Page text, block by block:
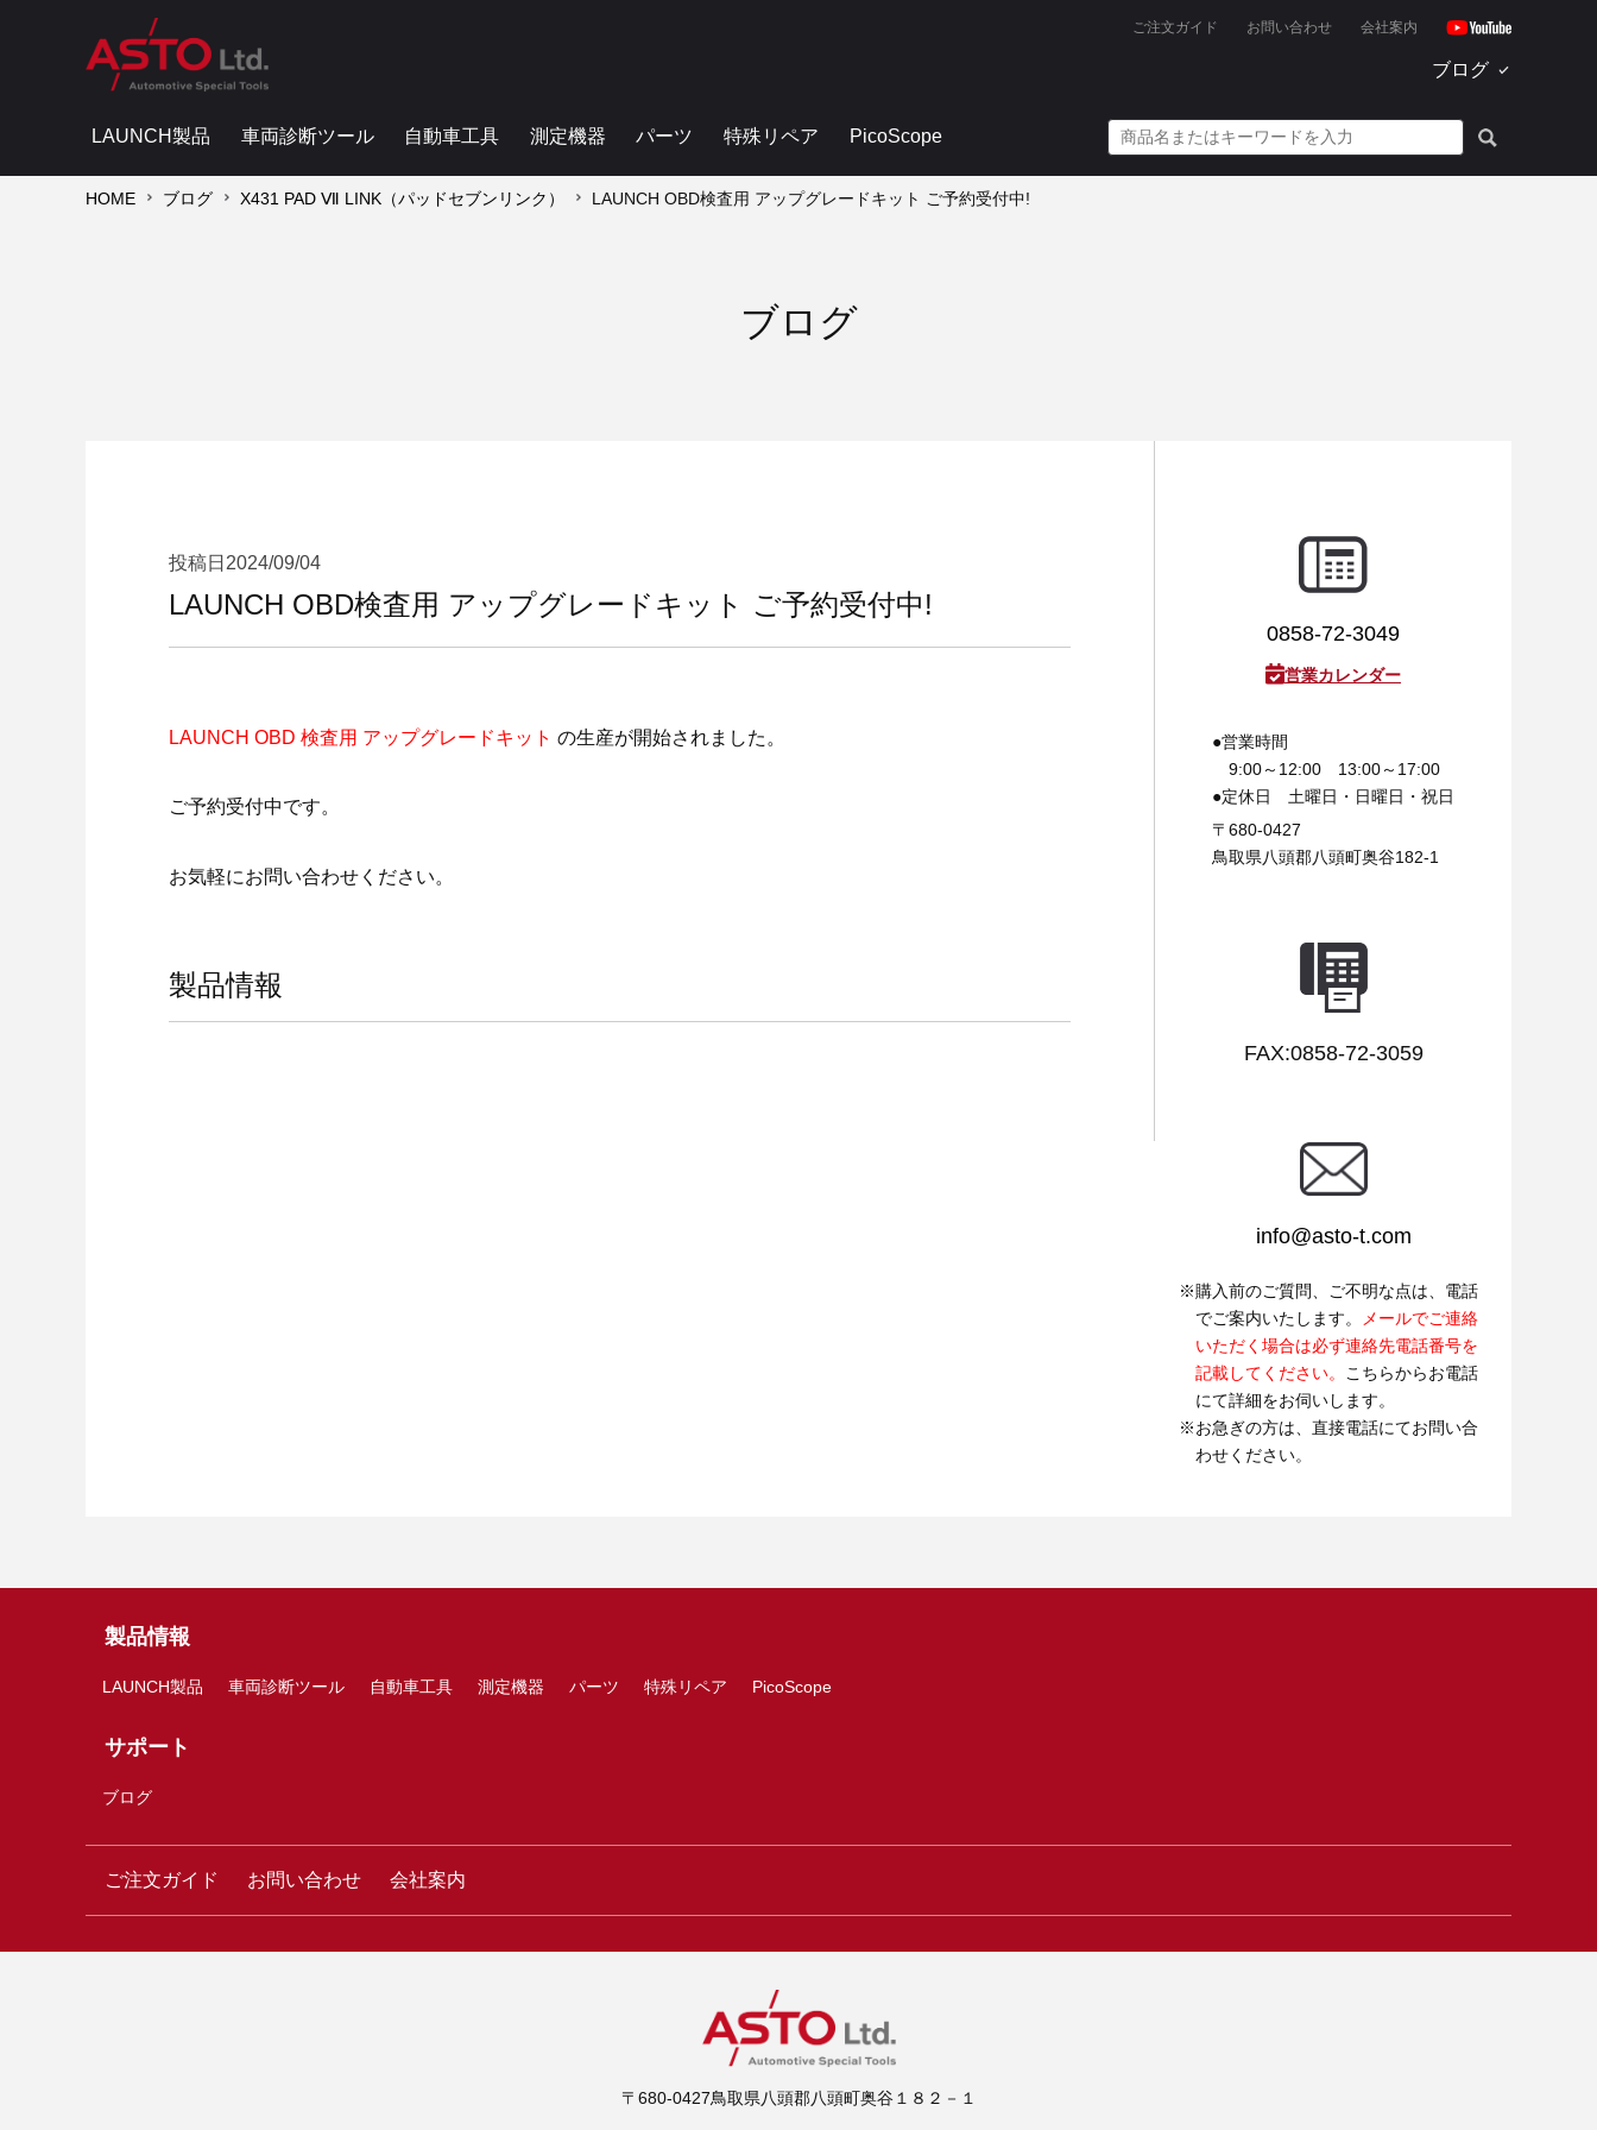
ご注文ガイド お問い合わせ 会社案内
ブログ
LAUNCH製品 車両診断ツール 自動車工具 測定機器 パーツ 特殊リペア PicoScope
HOME ブログ X431 PAD Ⅶ LINK（パッドセブンリンク） LAUNCH OBD検査用 アップグレードキット ご予約受付中!
ブログ
投稿日 2024/09/04
LAUNCH OBD検査用 アップグレードキット ご予約受付中!
LAUNCH OBD 検査用 アップグレードキット の生産が開始されました。
ご予約受付中です。
お気軽にお問い合わせください。
製品情報
0858-72-3049
営業カレンダー
●営業時間
9:00～12:00 13:00～17:00
●定休日
土曜日・日曜日・祝日
〒680-0427
鳥取県八頭郡八頭町奥谷182-1
FAX:0858-72-3059
info@asto-t.com
購入前のご質問、ご不明な点は、電話
でご案内いたします。
メールでご連絡
いただく場合は必ず連絡先電話番号を
記載してください。
こちらからお電話
にて詳細をお伺いします。
お急ぎの方は、直接電話にてお問い合
わせください。
製品情報
LAUNCH製品 車両診断ツール 自動車工具 測定機器 パーツ 特殊リペア PicoScope
サポート
ブログ
ご注文ガイド お問い合わせ 会社案内
〒680-0427鳥取県八頭郡八頭町奥谷１８２－１